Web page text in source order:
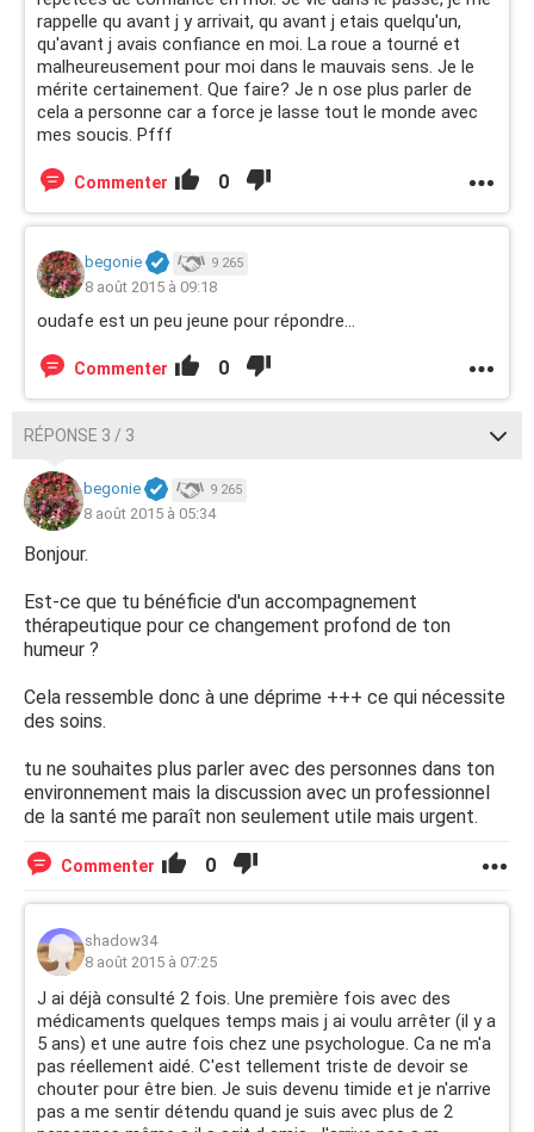
rappelle qu avant j y arrivait, qu avant j etais quelqu'un,
qu'avant j avais confiance en moi. La roue a tourné et
malheureusement pour moi dans le mauvais sens. Je le
mérite certainement. Que faire? Je n ose plus parler de
cela a personne car a force je lasse tout le monde avec
mes soucis. Pfff
Commenter 0
begonie 9 265
8 août 2015 à 09:18
oudafe est un peu jeune pour répondre...
Commenter 0
RÉPONSE 3 / 3
begonie 9 265
8 août 2015 à 05:34
Bonjour.
Est-ce que tu bénéficie d'un accompagnement
thérapeutique pour ce changement profond de ton
humeur ?
Cela ressemble donc à une déprime +++ ce qui nécessite
des soins.
tu ne souhaites plus parler avec des personnes dans ton
environnement mais la discussion avec un professionnel
de la santé me paraît non seulement utile mais urgent.
Commenter 0
shadow34
8 août 2015 à 07:25
J ai déjà consulté 2 fois. Une première fois avec des
médicaments quelques temps mais j ai voulu arrêter (il y a
5 ans) et une autre fois chez une psychologue. Ca ne m'a
pas réellement aidé. C'est tellement triste de devoir se
chouter pour être bien. Je suis devenu timide et je n'arrive
pas a me sentir détendu quand je suis avec plus de 2